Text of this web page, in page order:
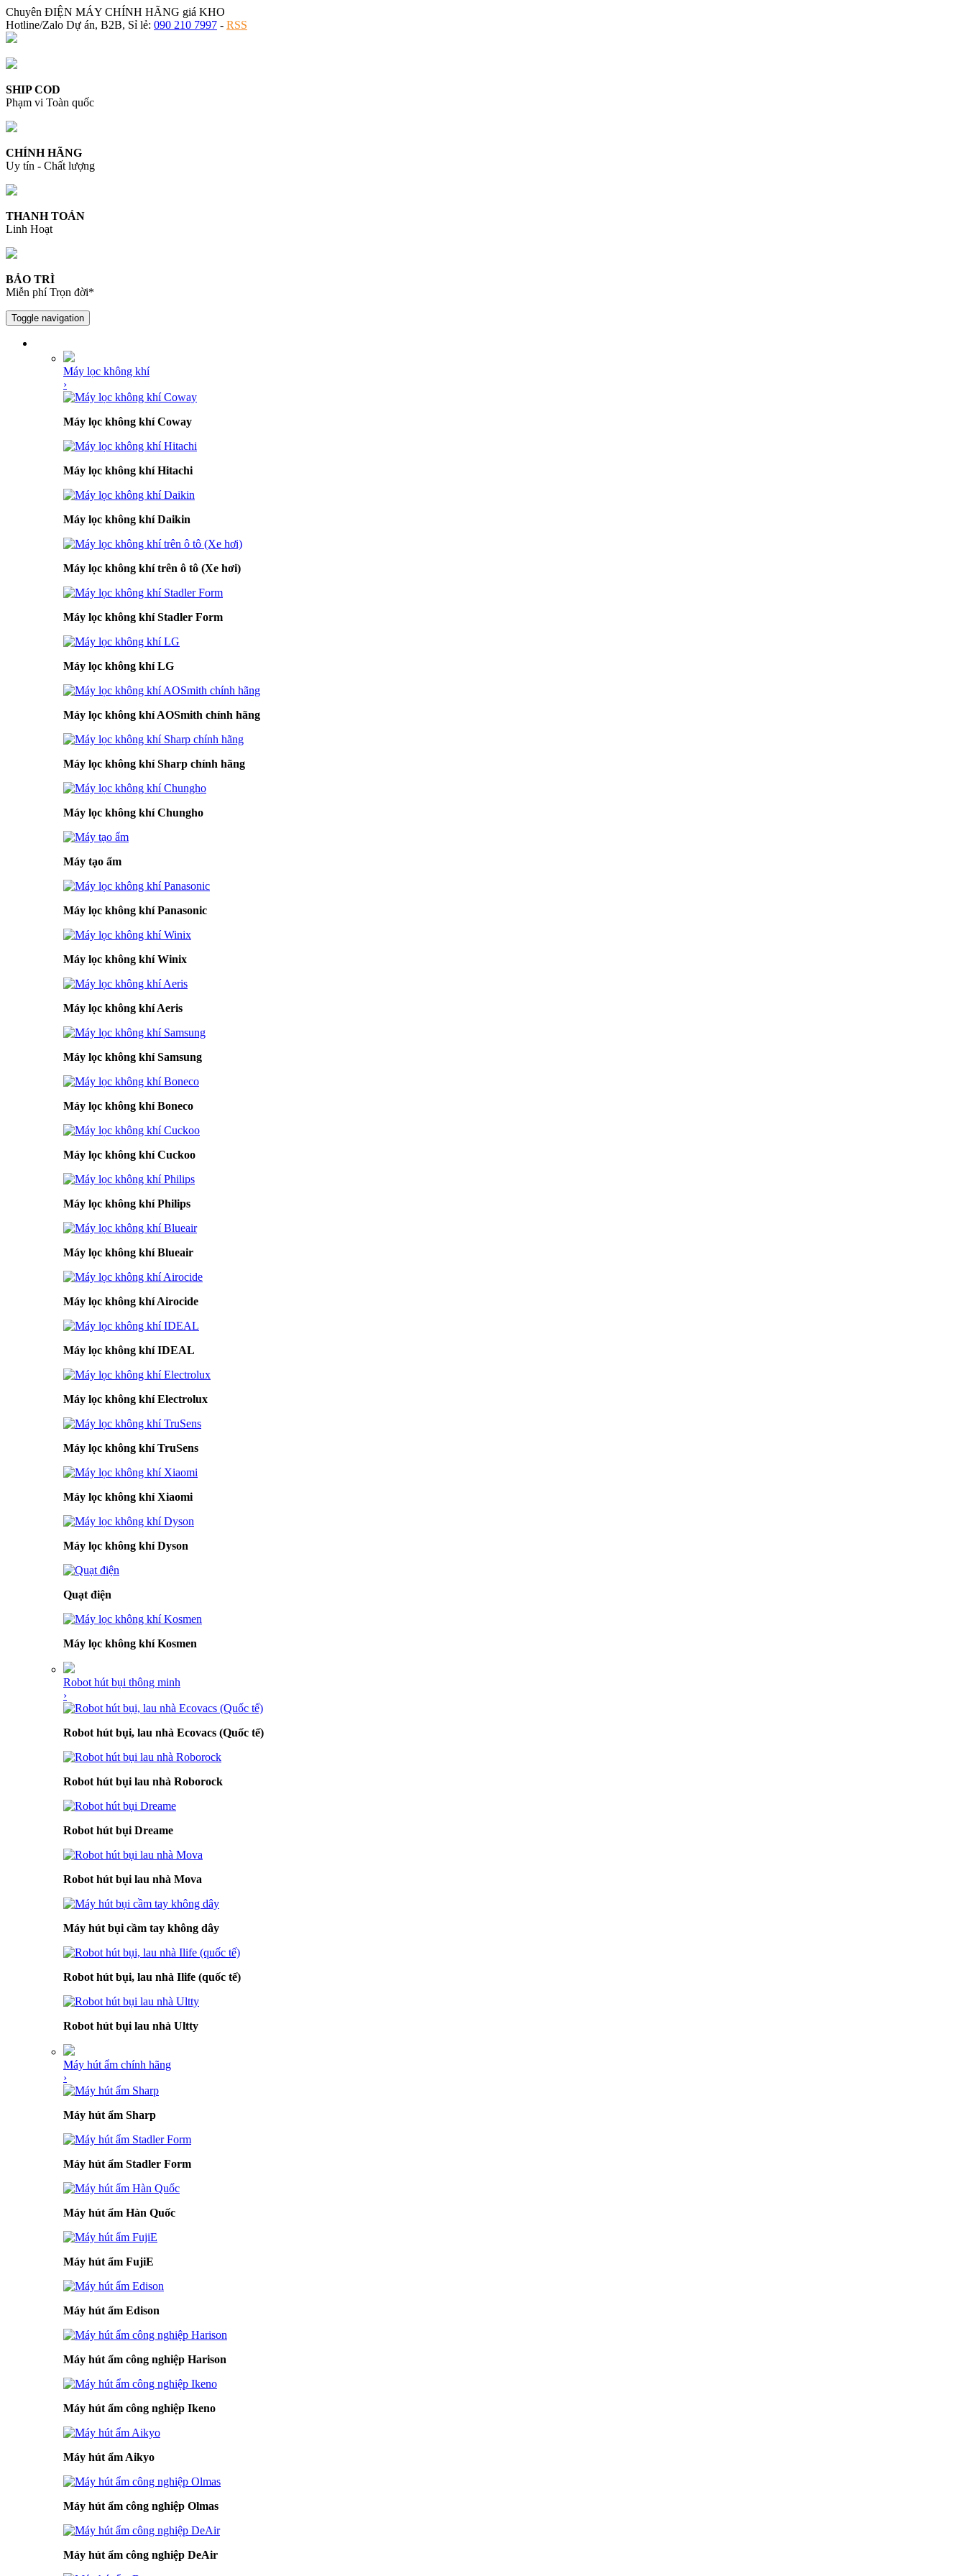
Chuyên ĐIỆN MÁY CHÍNH HÃNG giá KHO
Hotline/Zalo Dự án, B2B, Sỉ lẻ: 090 210 7997 - RSS
SHIP COD
Phạm vi Toàn quốc
CHÍNH HÃNG
Uy tín - Chất lượng
THANH TOÁN
Linh Hoạt
BẢO TRÌ
Miễn phí Trọn đời*
Toggle navigation
Máy lọc không khí
›
Máy lọc không khí Coway
Máy lọc không khí Hitachi
Máy lọc không khí Daikin
Máy lọc không khí trên ô tô (Xe hơi)
Máy lọc không khí Stadler Form
Máy lọc không khí LG
Máy lọc không khí AOSmith chính hãng
Máy lọc không khí Sharp chính hãng
Máy lọc không khí Chungho
Máy tạo ẩm
Máy lọc không khí Panasonic
Máy lọc không khí Winix
Máy lọc không khí Aeris
Máy lọc không khí Samsung
Máy lọc không khí Boneco
Máy lọc không khí Cuckoo
Máy lọc không khí Philips
Máy lọc không khí Blueair
Máy lọc không khí Airocide
Máy lọc không khí IDEAL
Máy lọc không khí Electrolux
Máy lọc không khí TruSens
Máy lọc không khí Xiaomi
Máy lọc không khí Dyson
Quạt điện
Máy lọc không khí Kosmen
Robot hút bụi thông minh
›
Robot hút bụi, lau nhà Ecovacs (Quốc tế)
Robot hút bụi lau nhà Roborock
Robot hút bụi Dreame
Robot hút bụi lau nhà Mova
Máy hút bụi cầm tay không dây
Robot hút bụi, lau nhà Ilife (quốc tế)
Robot hút bụi lau nhà Ultty
Máy hút ẩm chính hãng
›
Máy hút ẩm Sharp
Máy hút ẩm Stadler Form
Máy hút ẩm Hàn Quốc
Máy hút ẩm FujiE
Máy hút ẩm Edison
Máy hút ẩm công nghiệp Harison
Máy hút ẩm công nghiệp Ikeno
Máy hút ẩm Aikyo
Máy hút ẩm công nghiệp Olmas
Máy hút ẩm công nghiệp DeAir